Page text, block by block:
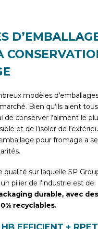
modèles
Bien qu’ils aient
de conserver l’aliment le
et de l’isoler de
pour fromage a
qualité sur laquelle SP
pilier de l’industrie est de
durable, avec des
recyclables.